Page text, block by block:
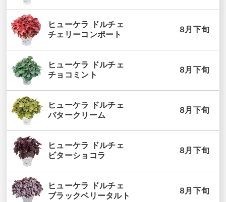
ヒューケラ ドルチェ
チェリーコンポート
8月下旬
ヒューケラ ドルチェ
チョコミント
8月下旬
ヒューケラ ドルチェ
バタークリーム
8月下旬
ヒューケラ ドルチェ
ビターショコラ
8月下旬
ヒューケラ ドルチェ
ブラックベリータルト
8月下旬